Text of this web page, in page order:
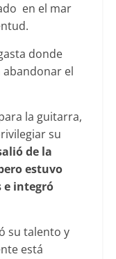
en el mar
donde
el
la guitarra,
su
de la
estuvo
e integró
su talento y
está